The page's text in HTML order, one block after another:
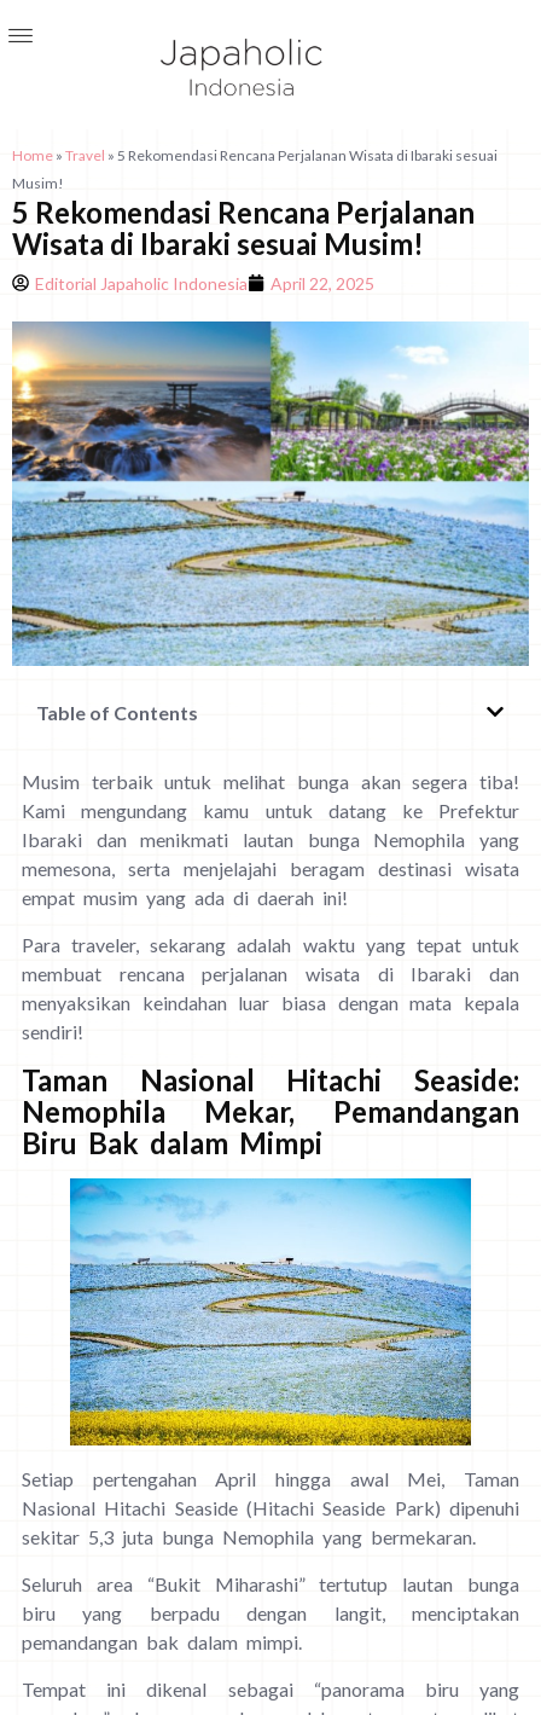
Home » Travel » 5 Rekomendasi Rencana Perjalanan Wisata di Ibaraki sesuai
Musim!
5 Rekomendasi Rencana Perjalanan
Wisata di Ibaraki sesuai Musim!
Editorial Japaholic Indonesia April 22, 2025
Table of Contents
Musim terbaik untuk melihat bunga akan segera tiba!
Kami mengundang kamu untuk datang ke Prefektur
Ibaraki dan menikmati lautan bunga Nemophila yang
memesona, serta menjelajahi beragam destinasi wisata
empat musim yang ada di daerah ini!
Para traveler, sekarang adalah waktu yang tepat untuk
membuat rencana perjalanan wisata di Ibaraki dan
menyaksikan keindahan luar biasa dengan mata kepala
sendiri!
Taman Nasional Hitachi Seaside:
Nemophila Mekar, Pemandangan
Biru Bak dalam Mimpi
Setiap pertengahan April hingga awal Mei, Taman
Nasional Hitachi Seaside (Hitachi Seaside Park) dipenuhi
sekitar 5,3 juta bunga Nemophila yang bermekaran.
Seluruh area “Bukit Miharashi” tertutup lautan bunga
biru yang berpadu dengan langit, menciptakan
pemandangan bak dalam mimpi.
Tempat ini dikenal sebagai “panorama biru yang